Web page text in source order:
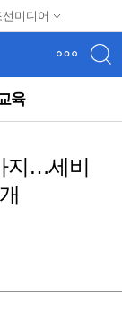
선미디어
육
지…세비